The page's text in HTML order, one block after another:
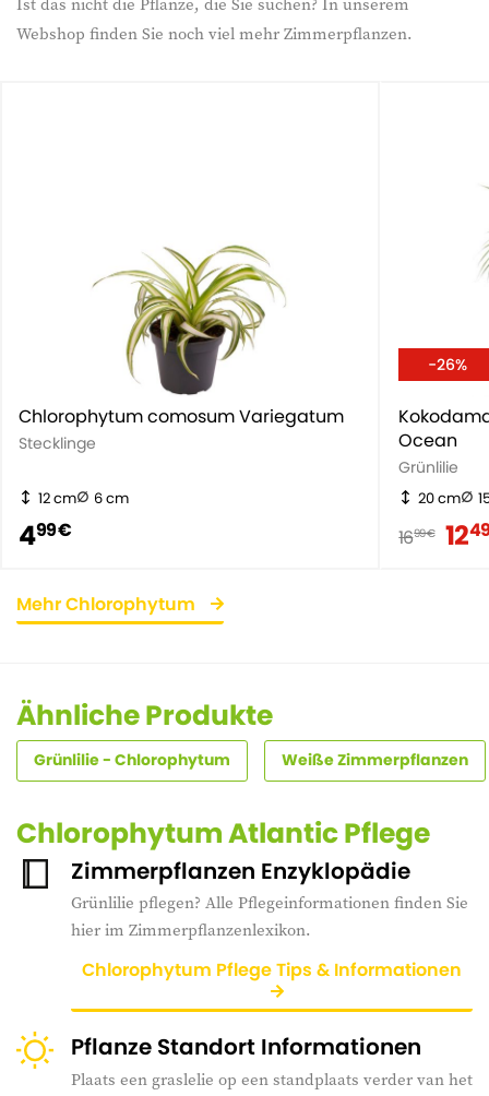
Webshop finden Sie noch viel mehr Zimmerpflanzen.
Chlorophytum comosum Variegatum
Stecklinge
12 cm 6 cm
499 €
-26%
Ocean
Grünlilie
20 cm
1699 € 12
Mehr Chlorophytum
Ähnliche Produkte
Grünlilie - Chlorophytum Weiße Zimmerpflanzen
Chlorophytum Atlantic Pflege
Zimmerpflanzen Enzyklopädie
Grünlilie pflegen? Alle Pflegeinformationen finden Sie
hier im Zimmerpflanzenlexikon.
Chlorophytum Pflege Tips & Informationen
Pflanze Standort Informationen
Plaats een graslelie op een standplaats verder van het